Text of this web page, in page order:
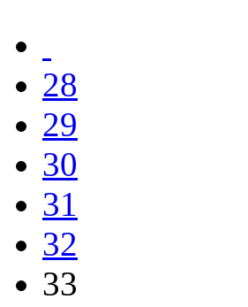
28
29
30
31
32
33